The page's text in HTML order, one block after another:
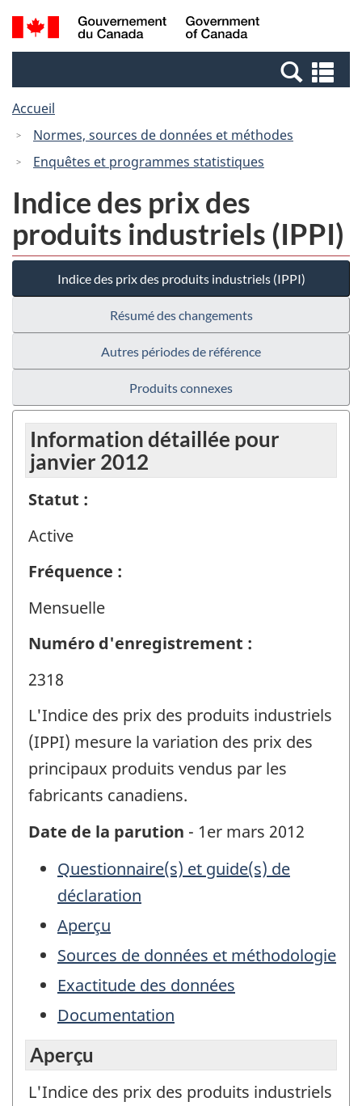
Passer
au
Passer
à
Canada
Recherche
et
et
Accueil
Normes, sources de données et méthodes
Enquêtes et programmes statistiques
Indice des prix des
produits industriels (IPPI)
Indice des prix des produits industriels (IPPI)
Résumé des changements
Autres périodes de référence
Produits connexes
Information détaillée pour
janvier 2012
Statut :
Active
Fréquence :
Mensuelle
Numéro d'enregistrement :
2318
L'Indice des prix des produits industriels
(IPPI) mesure la variation des prix des
principaux produits vendus par les
fabricants canadiens.
Date de la parution - 1er mars 2012
Questionnaire(s) et guide(s) de
déclaration
Aperçu
Sources de données et méthodologie
Exactitude des données
Documentation
Aperçu
L'Indice des prix des produits industriels